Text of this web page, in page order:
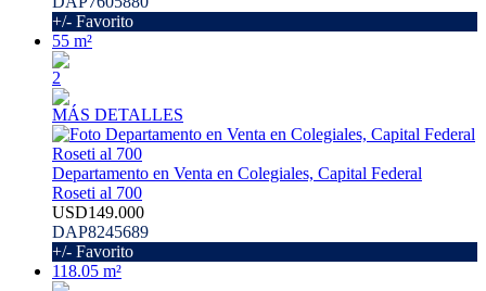
+/- Favorito
55 m²
2
MÁS DETALLES
Departamento en Venta en Colegiales, Capital Federal
Roseti al 700
USD149.000
DAP8245689
+/- Favorito
118.05 m²